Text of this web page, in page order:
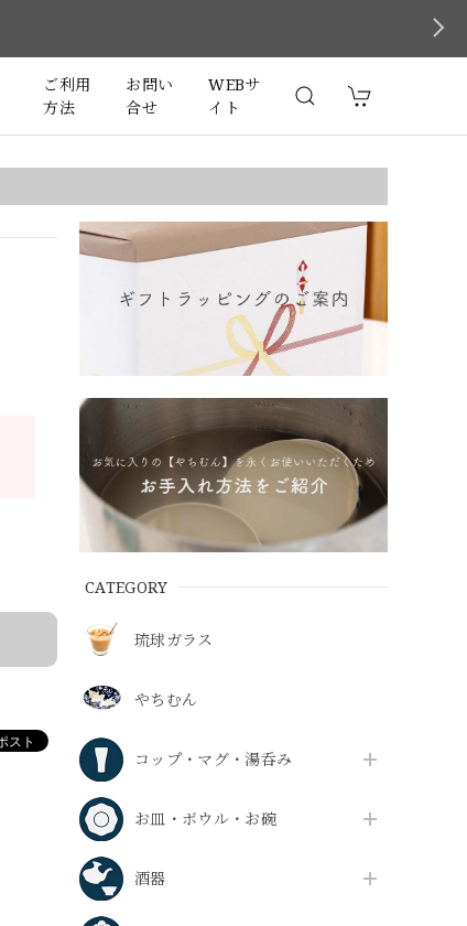
ご利用
方法
お問い
合せ
WEBサ
イト
CATEGORY
琉球ガラス
やちむん
コップ・マグ・湯呑み
お皿・ボウル・お碗
酒器